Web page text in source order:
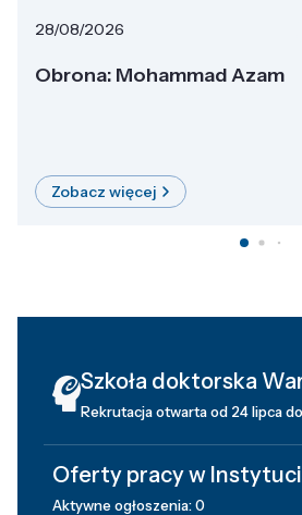
28/08/2026
Obrona: Mohammad Azam
Zobacz więcej
Szkoła doktorska
Rekrutacja otwarta od 24 lipca
Oferty pracy w
Aktywne ogłoszenia: 0